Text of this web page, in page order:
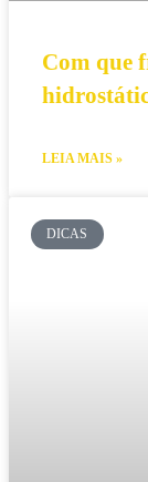
Com que
LEIA MAIS »
DICAS